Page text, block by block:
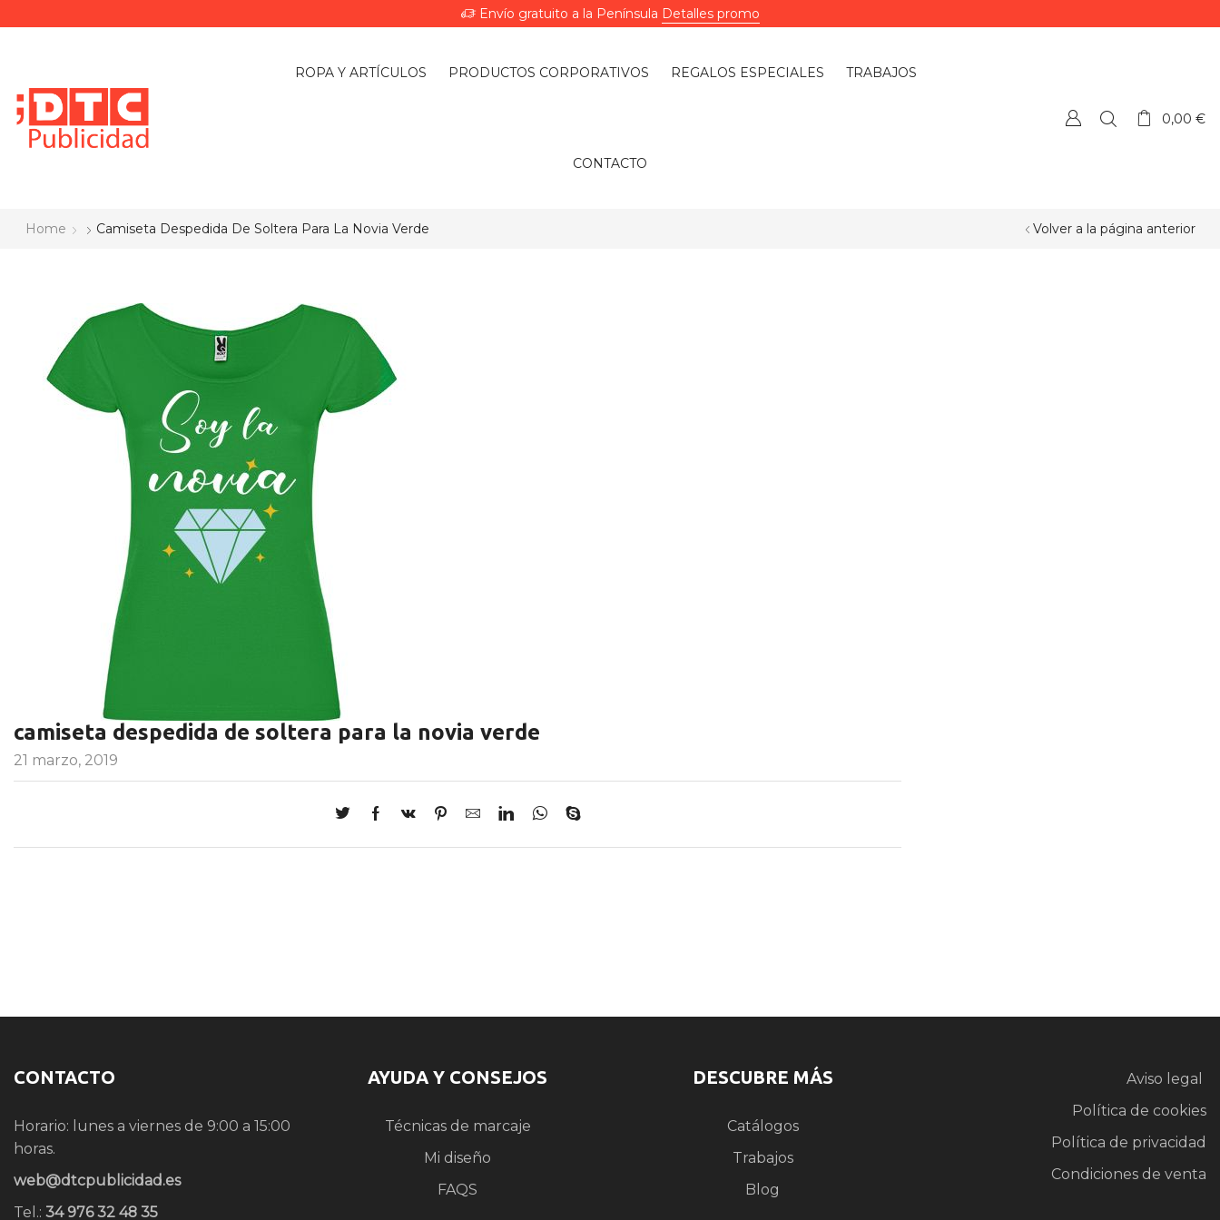
Envío gratuito a la Península Detalles promo
ROPA Y ARTÍCULOS PRODUCTOS CORPORATIVOS REGALOS ESPECIALES TRABAJOS
CONTACTO
0,00€
Volver a la página anterior
Home Camiseta Despedida De Soltera Para La Novia Verde
camiseta despedida de soltera para la novia verde
21 marzo, 2019
CONTACTO
Horario: lunes a viernes de 9:00 a 15:00
horas.
web@dtcpublicidad.es
Tel.: 34 976 32 48 35
AYUDA Y CONSEJOS
Técnicas de marcaje
Mi diseño
FAQS
DESCUBRE MÁS
Catálogos
Trabajos
Blog
Aviso legal
Política de cookies
Política de privacidad
Condiciones de venta